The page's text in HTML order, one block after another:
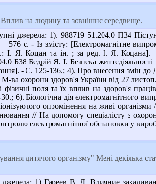
Вплив на людину та зовнішнє середвище.
джерела: 1). 988719 51.204.0 П34
с. - Із змісту: [Електромагнітне
І. Я. Коцан та ін. ; за ред. І. Я.
Б38 Бедрій Я. І. Безпека
- С. 125-136.; 4). Про внесення змін до
М-ва охорони здоров'я України від 27
поля та їх вплив на здоров'я
6). Біологічна дія електромагнітного
опромінення на живі
// На допомогу спеціалісту з
електромагнітної обстановки у
дитячого організму" Мені декілька
1) Гареев В. Д. Влияние